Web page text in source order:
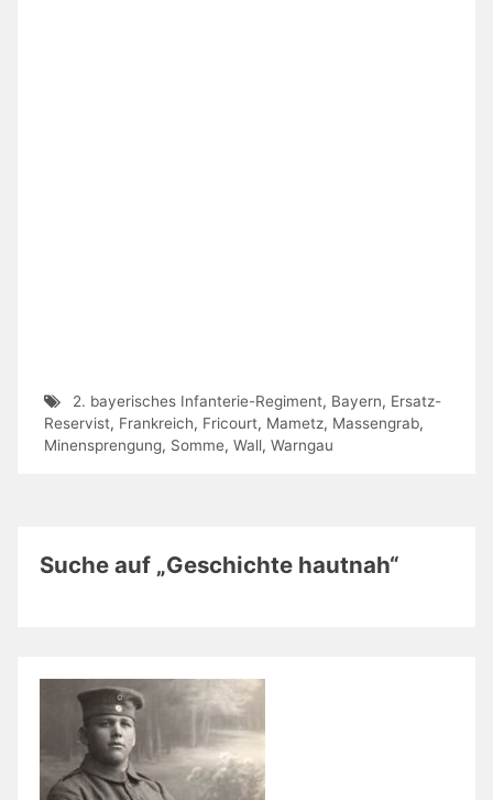
2. bayerisches Infanterie-Regiment, Bayern, Ersatz-
Reservist, Frankreich, Fricourt, Mametz, Massengrab,
Minensprengung, Somme, Wall, Warngau
Suche auf „Geschichte hautnah“